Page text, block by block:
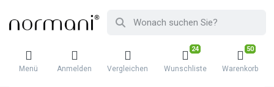
Menü Anmelden Vergleichen
24
Wunschliste
50
Warenkorb